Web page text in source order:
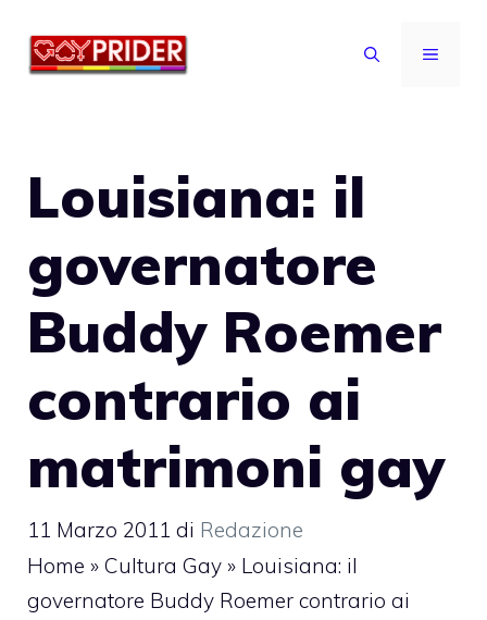
MENU
Louisiana: il
governatore
Buddy Roemer
contrario ai
matrimoni gay
11 Marzo 2011 di Redazione
Home » Cultura Gay » Louisiana: il
governatore Buddy Roemer contrario ai